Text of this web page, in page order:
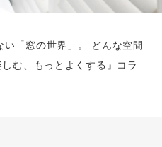
「窓の世界」。
どんな空間
む、もっとよくする』コラ